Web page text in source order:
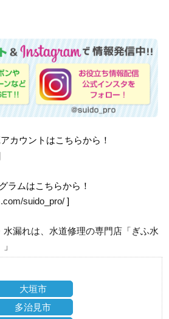
カウントはこちらから！
ラムはこちらから！
suido_pro/ ]
漏れは、水道修理の専門店「ぎふ水
大垣市
多治見市